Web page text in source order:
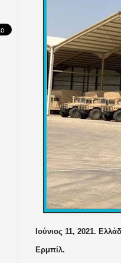
Ιούνιος 11, 2021.
Ερμπίλ.